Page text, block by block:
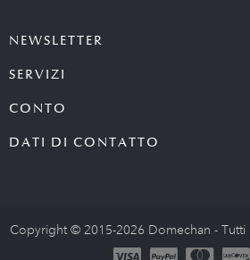
NEWSLETTER
SERVIZI
CONTO
DATI DI CONTATTO
Copyright © 2015-2026 Domechan - Tutti